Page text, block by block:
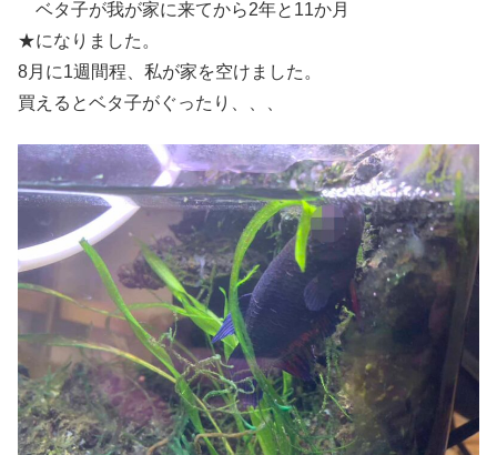
ベタ子が我が家に来てから2年と11か月
★になりました。
8月に1週間程、私が家を空けました。
買えるとベタ子がぐったり、、、